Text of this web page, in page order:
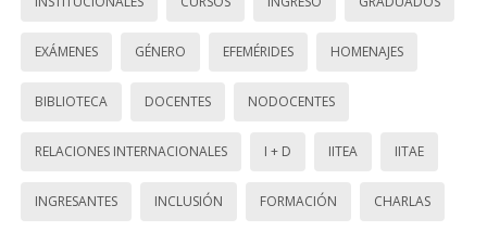
EXÁMENES GÉNERO EFEMÉRIDES HOMENAJES
BIBLIOTECA DOCENTES NODOCENTES
RELACIONES INTERNACIONALES I + D IITEA IITAE
INGRESANTES INCLUSIÓN FORMACIÓN CHARLAS